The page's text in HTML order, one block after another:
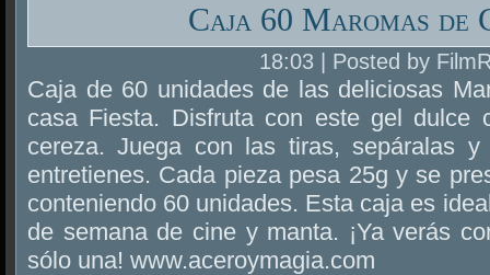
Caja 60 Maromas de
18:03 | Posted by
Caja de 60 unidades de las deliciosas
casa Fiesta. Disfruta con este gel dulce
cereza. Juega con las tiras, sepáralas y
entretienes. Cada pieza pesa 25g y se
conteniendo 60 unidades. Esta caja es
de semana de cine y manta. ¡Ya verás
sólo una! www.aceroymagia.com